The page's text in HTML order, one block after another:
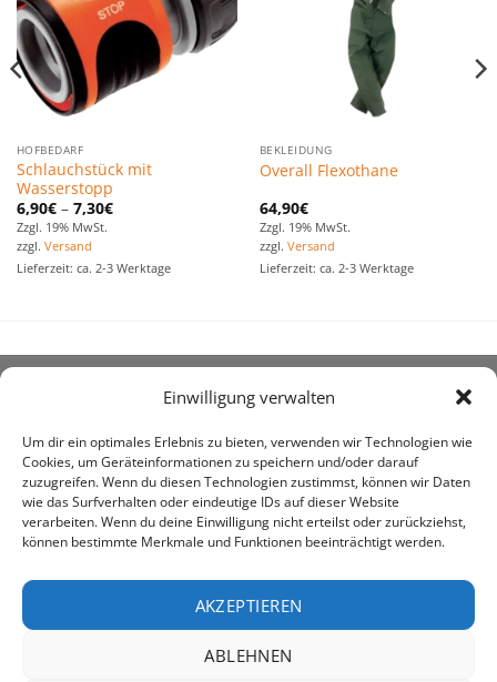
Einwilligung verwalten
Um dir ein optimales Erlebnis zu bieten, verwenden wir Technologien wie
Cookies, um Geräteinformationen zu speichern und/oder darauf
zuzugreifen. Wenn du diesen Technologien zustimmst, können wir Daten
wie das Surfverhalten oder eindeutige IDs auf dieser Website
verarbeiten. Wenn du deine Einwilligung nicht erteilst oder zurückziehst,
können bestimmte Merkmale und Funktionen beeinträchtigt werden.
AKZEPTIEREN
ABLEHNEN
HOFBEDARF
Schlauchstück mit
Wasserstopp
6,90€– 7,30€
Zzgl. 19% MwSt.
zzgl. Versand
Lieferzeit: ca. 2-3 Werktage
BEKLEIDUNG
Overall Flexothane
64,90€
Zzgl. 19% MwSt.
zzgl. Versand
Lieferzeit: ca. 2-3 Werktage
um den Kauf landwirtschaftlicher Bedarfsartikel geht.